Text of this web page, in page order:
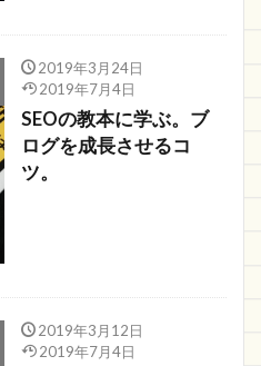
2019年3月24日
2019年7月4日
SEOの教本に学ぶ。ブ
ログを成長させるコ
ツ。
2019年3月12日
2019年7月4日